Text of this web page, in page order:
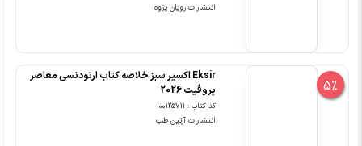
انتشارات رویان پژوه
5%
Eksir اکسیر سبز خلاصه کتاب ارتودنسی معاصر
پروفیت 2026
کد کتاب : 00125711
انتشارات آرتین طب